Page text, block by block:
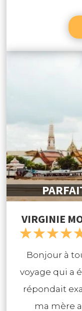
VIRGINIE
☆☆☆☆
Bonjour à
voyage qui a
répondait
ma mère
nous a fait
Koh Jum,
soir sur Koh
pour
pays
vous et cette